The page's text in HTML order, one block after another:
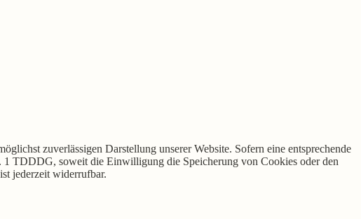
zuverlässigen Darstellung unserer Website. Sofern eine entsprechende
TDDDG, soweit die Einwilligung die Speicherung von Cookies oder den
jederzeit widerrufbar.